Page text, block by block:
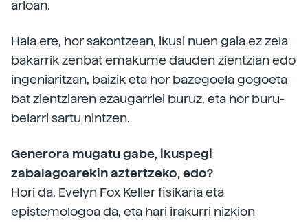
arloan.
Hala ere, hor sakontzean, ikusi nuen gaia ez zela
bakarrik zenbat emakume dauden zientzian edo
ingeniaritzan, baizik eta hor bazegoela gogoeta
bat zientziaren ezaugarriei buruz, eta hor buru-
belarri sartu nintzen.
Generora mugatu gabe, ikuspegi
zabalagoarekin aztertzeko, edo?
Hori da. Evelyn Fox Keller fisikaria eta
epistemologoa da, eta hari irakurri nizkion